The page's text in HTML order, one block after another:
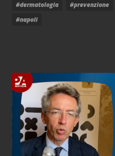
#dermatologia #prevenzione
#napoli